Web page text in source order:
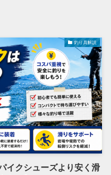
釣り具解説
イクシューズより安く滑